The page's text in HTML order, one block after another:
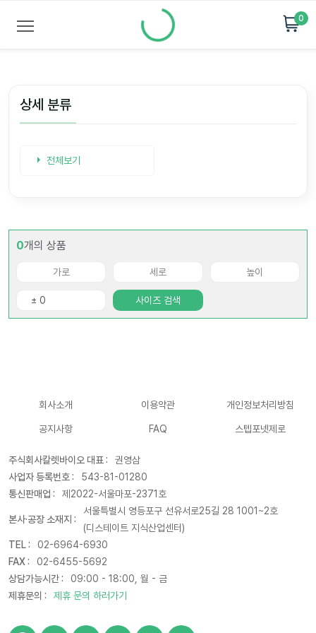
0
상세 분류
전체보기
0개의 상품
사이즈 검색
회사소개 이용약관 개인정보처리방침
공지사항 FAQ 스텝포넷제로
주식회사칼렛바이오 대표 :
권영삼
사업자 등록번호 :
543-81-01280
통신판매업 :
제2022-서울마포-2371호
본사·공장 소재지 :
서울특별시 영등포구 선유서로25길 28 1001~2호
(디스테이트 지식산업센터)
TEL :
02-6964-6930
FAX :
02-6455-5692
상담가능시간 :
09:00 - 18:00, 월 - 금
제휴문의 :
제휴 문의 하러가기